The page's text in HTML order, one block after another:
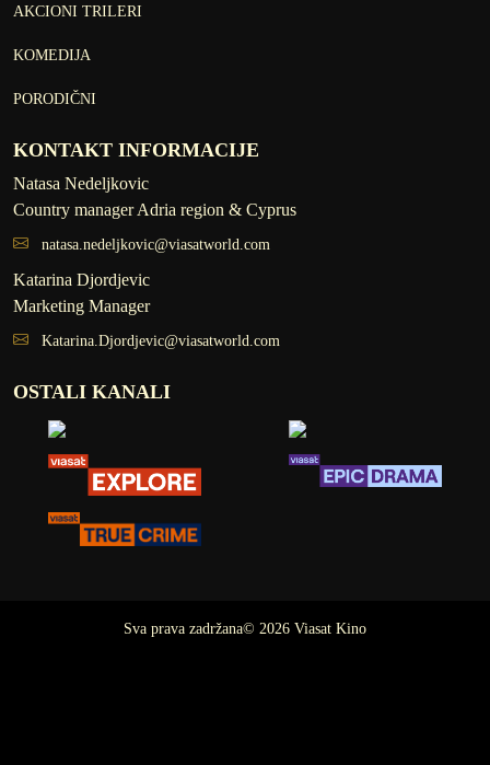
AKCIONI TRILERI
KOMEDIJA
PORODIČNI
KONTAKT INFORMACIJE
Natasa Nedeljkovic
Country manager Adria region & Cyprus
natasa.nedeljkovic@viasatworld.com
Katarina Djordjevic
Marketing Manager
Katarina.Djordjevic@viasatworld.com
OSTALI KANALI
Sva prava zadržana© 2026 Viasat Kino